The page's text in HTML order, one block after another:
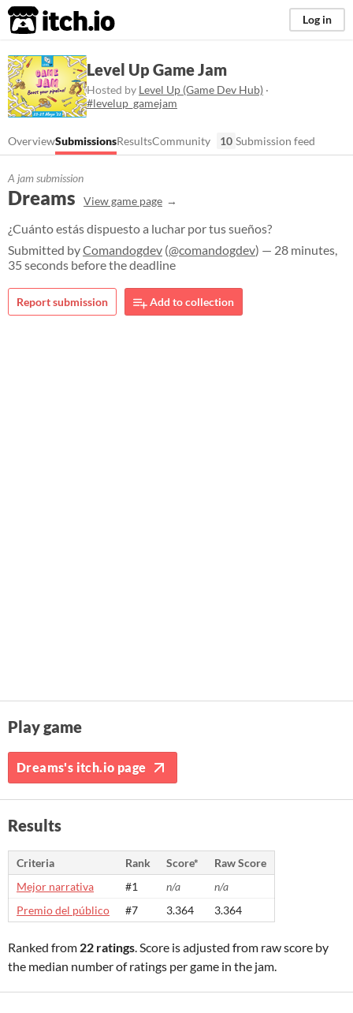
itch.io Log in
Level Up Game Jam
Hosted by Level Up (Game Dev Hub) ·
#levelup_gamejam
OverviewSubmissionsResultsCommunity 10 Submission feed
A jam submission
Dreams View game page
¿Cuánto estás dispuesto a luchar por tus sueños?
Submitted byComandogdev (@comandogdev) — 28 minutes,
35 seconds before the deadline
Report submission Add to collection
Play game
Dreams's itch.io page
Results
Criteria Rank Score*
Raw Score
Mejor narrativa
#1 n/a
n/a
Premio del público
#7 3.364 3.364
Ranked from 22 ratings. Score is adjusted from raw score by
the median number of ratings per game in the jam.